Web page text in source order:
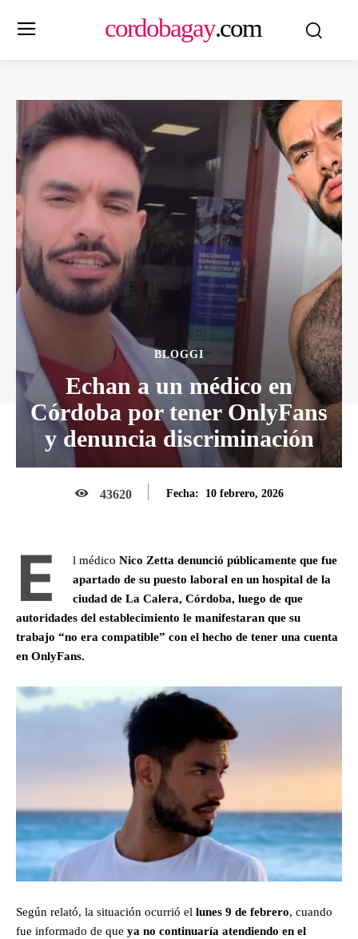
cordobagay.com
BLOGGI
Echan a un médico en
Córdoba por tener OnlyFans
y denuncia discriminación
43620 Fecha: 10 febrero, 2026
E l médico Nico Zetta denunció públicamente que fue
apartado de su puesto laboral en un hospital de la
ciudad de La Calera, Córdoba, luego de que
autoridades del establecimiento le manifestaran que su
trabajo “no era compatible” con el hecho de tener una cuenta
en OnlyFans.
Según relató, la situación ocurrió el lunes 9 de febrero, cuando
fue informado de que ya no continuaría atendiendo en el